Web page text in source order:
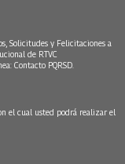
Solicitudes y Felicitaciones a
de RTVC
Contacto PQRSD.
el cual usted podrá realizar el